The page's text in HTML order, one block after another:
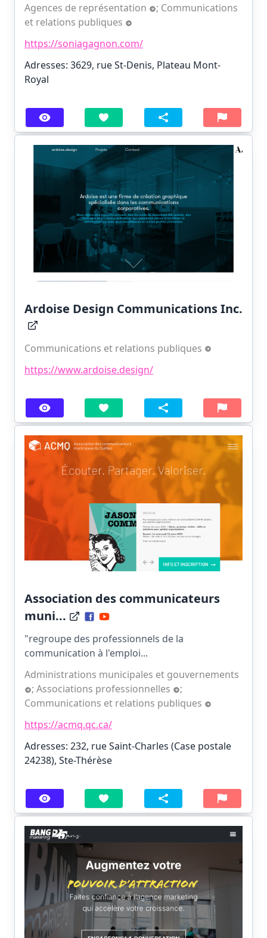
Agences de représentation ; Communications
et relations publiques
https://soniagagnon.com/
Adresses: 3629, rue St-Denis, Plateau Mont-
Royal
Ardoise Design Communications Inc.
Communications et relations publiques
https://www.ardoise.design/
Association des communicateurs
muni...
"regroupe des professionnels de la
communication à l'emploi...
Administrations municipales et gouvernements
; Associations professionnelles
;
Communications et relations publiques
https://acmq.qc.ca/
Adresses: 232, rue Saint-Charles (Case postale
24238), Ste-Thérèse